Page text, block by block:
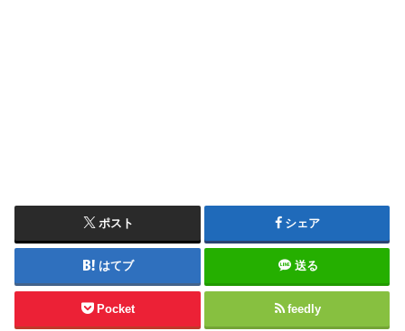
ポスト シェア
はてブ 送る
Pocket feedly